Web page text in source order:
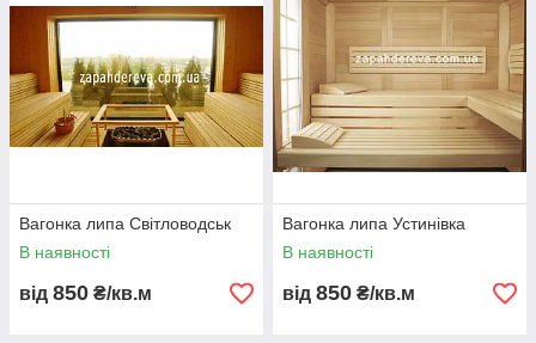
Вагонка липа Світловодськ
В наявності
від 850 ₴/кв.м
Вагонка липа Устинівка
В наявності
від 850 ₴/кв.м